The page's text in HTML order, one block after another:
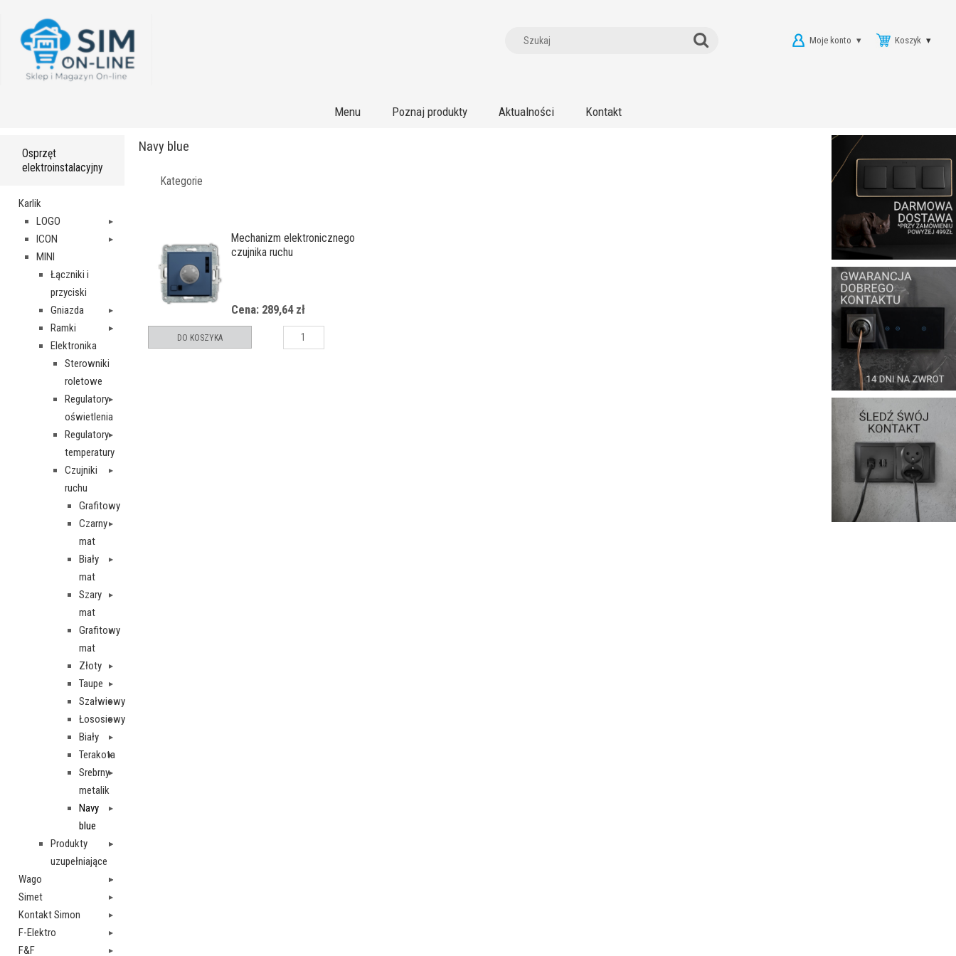
Koszyk
Moje konto
Menu Poznaj produkty Aktualności Kontakt
Osprzęt
elektroinstalacyjny
Karlik
LOGO
ICON
MINI
Łączniki i
przyciski
Gniazda
Ramki
Elektronika
Sterowniki
roletowe
Regulatory
oświetlenia
Regulatory
temperatury
Czujniki
ruchu
Grafitowy
Czarny
mat
Biały
mat
Szary
mat
Grafitowy
mat
Złoty
Taupe
Szałwiowy
Łososiowy
Biały
Terakota
Srebrny
metalik
Navy
blue
Produkty
uzupełniające
Wago
Simet
Kontakt Simon
F-Elektro
F&F
Navy blue
Kategorie
Mechanizm elektronicznego
czujnika ruchu
Cena: 289,64 zł
DO KOSZYKA